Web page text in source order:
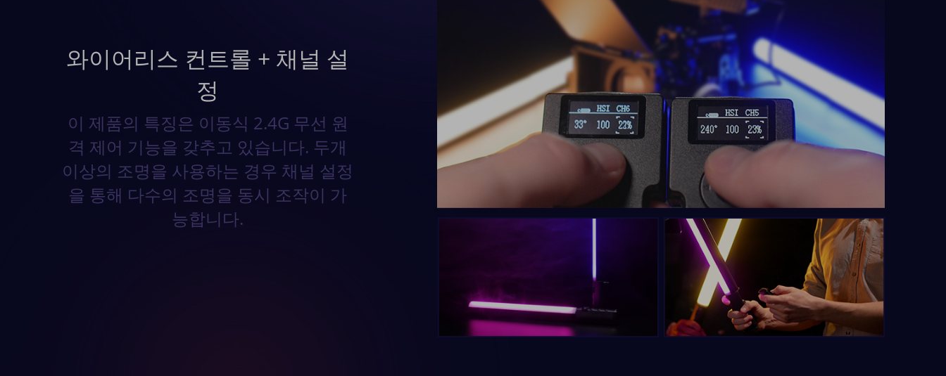
와이어리스 컨트롤 + 채널 설
정
이 제품의 특징은 이동식 2.4G 무선 원
격 제어 기능을 갖추고 있습니다. 두개
이상의 조명을 사용하는 경우 채널 설정
을 통해 다수의 조명을 동시 조작이 가
능합니다.